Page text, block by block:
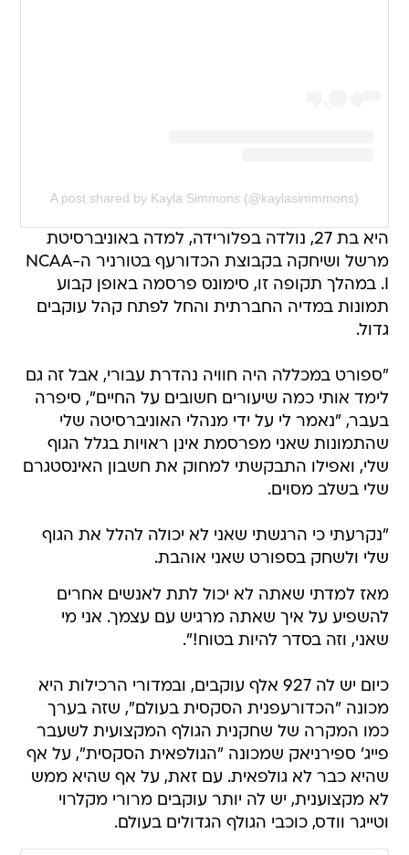
A post shared by Kayla Simmons (@kaylasimmmons)
היא בת 27, נולדה בפלורידה, למדה באוניברסיטת
מרשל ושיחקה בקבוצת הכדורעף בטורניר ה-NCAA
I. במהלך תקופה זו, סימונס פרסמה באופן קבוע
תמונות במדיה החברתית והחל לפתח קהל עוקבים
גדול.
"ספורט במכללה היה חוויה נהדרת עבורי, אבל זה גם
לימד אותי כמה שיעורים חשובים על החיים", סיפרה
בעבר, "נאמר לי על ידי מנהלי האוניברסיטה שלי
שהתמונות שאני מפרסמת אינן ראויות בגלל הגוף
שלי, ואפילו התבקשתי למחוק את חשבון האינסטגרם
שלי בשלב מסוים.
"נקרעתי כי הרגשתי שאני לא יכולה להלל את הגוף
שלי ולשחק בספורט שאני אוהבת.
מאז למדתי שאתה לא יכול לתת לאנשים אחרים
להשפיע על איך שאתה מרגיש עם עצמך. אני מי
שאני, וזה בסדר להיות בטוח!".
כיום יש לה 927 אלף עוקבים, ובמדורי הרכילות היא
מכונה "הכדורעפנית הסקסית בעולם", שזה בערך
כמו המקרה של שחקנית הגולף המקצועית לשעבר
פייג' ספירניאק שמכונה "הגולפאית הסקסית", על אף
שהיא כבר לא גולפאית. עם זאת, על אף שהיא ממש
לא מקצוענית, יש לה יותר עוקבים מרורי מקלרוי
וטייגר וודס, כוכבי הגולף הגדולים בעולם.